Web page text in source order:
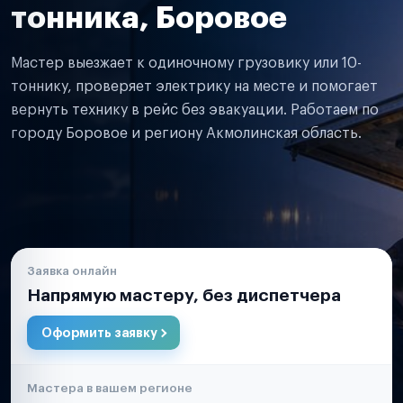
тонника, Боровое
Мастер выезжает к одиночному грузовику или 10-
тоннику, проверяет электрику на месте и помогает
вернуть технику в рейс без эвакуации. Работаем по
городу Боровое и региону Акмолинская область.
Заявка онлайн
Напрямую мастеру, без диспетчера
Оформить заявку
Мастера в вашем регионе